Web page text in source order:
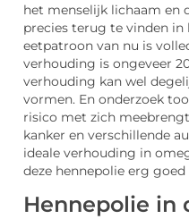
het menselijk lichaam en
precies terug te vinden in
eetpatroon van nu is
verhouding is ongeveer
verhouding kan wel
vormen. En onderzoek
risico met zich
kanker en verschillende
ideale verhouding in
deze hennepolie erg goed
Hennepolie in